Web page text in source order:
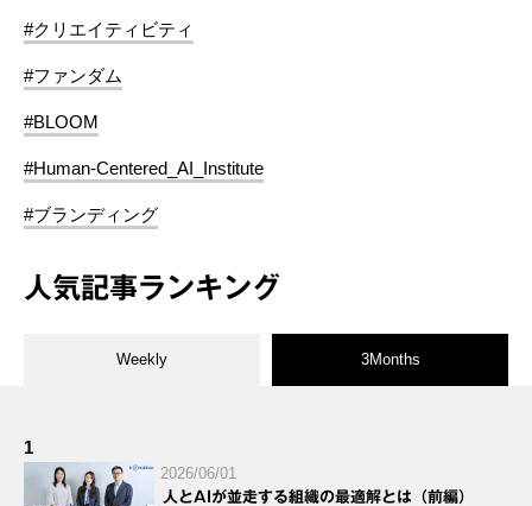
#クリエイティビティ
#ファンダム
#BLOOM
#Human-Centered_AI_Institute
#ブランディング
人気記事ランキング
Weekly 3Months
1
2026/06/01
人とAIが並走する組織の最適解とは（前編）